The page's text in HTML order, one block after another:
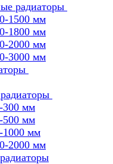
радиаторы
1500 мм
1800 мм
2000 мм
3000 мм
300 мм
500 мм
1000 мм
2000 мм